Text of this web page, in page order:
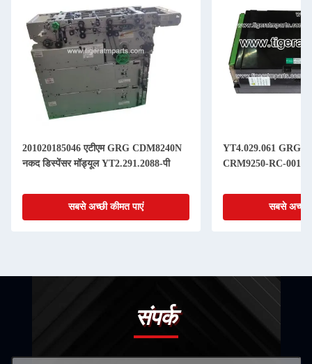
201020185046 एटीएम GRG CDM8240N
नकद डिस्पेंसर मॉड्यूल YT2.291.2088-पी
सबसे अच्छी कीमत पाएं
YT4.029.061 GRG
CRM9250-RC-001
सबसे अच्छी
संपर्क